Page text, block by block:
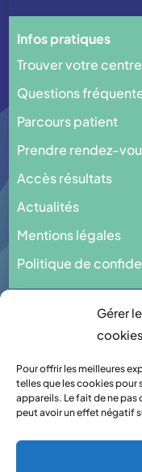
Gérer
cookies
Pour offrir les meilleures
telles que les cookies
appareils. Le fait de ne
peut avoir un effet négatif
Infos pratiques
Trouver votre centre
Questions
Parcours patient
Prendre rendez-
Accès résultats
Actualités
Mentions légales
Politique de
Imaginé & réalisé par
Peal Medicalby